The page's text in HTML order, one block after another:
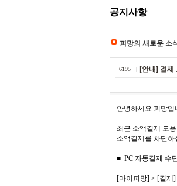
공지사항
피망의 새로운 소
6195 [안내] 결제
안녕하세요 피망입
최근 소액결제 도
소액결제를 차단
■ PC 자동결제 수
[마이피망] > [결제